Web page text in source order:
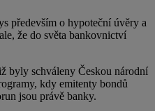
především o hypoteční úvěry a
že do světa bankovnictví
byly schváleny Českou národní
kdy emitenty bondů
jsou právě banky.